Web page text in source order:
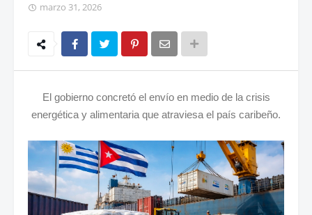
marzo 31, 2026
El gobierno concretó el envío en medio de la crisis
energética y alimentaria que atraviesa el país caribeño.